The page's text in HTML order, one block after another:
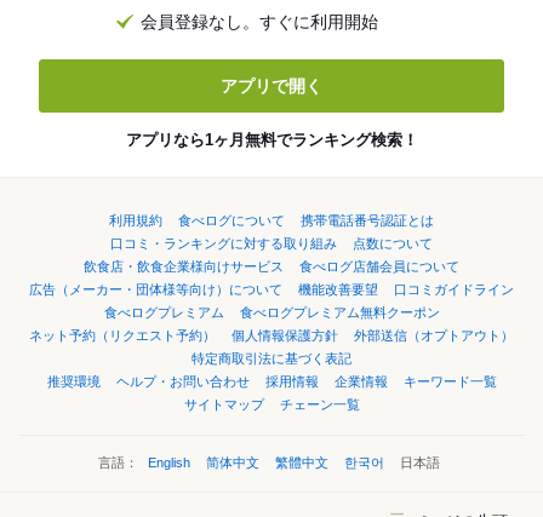
会員登録なし。すぐに利用開始
アプリで開く
アプリなら1ヶ月無料でランキング検索！
利用規約 食べログについて
携帯電話番号認証とは
口コミ・ランキングに対する取り組み
点数について
飲食店・飲食企業様向けサービス
食べログ店舗会員について
広告（メーカー・団体様等向け）について
機能改善要望
口コミガイドライン
食べログプレミアム
食べログプレミアム無料クーポン
ネット予約（リクエスト予約）
個人情報保護方針
外部送信（オプトアウト）
特定商取引法に基づく表記
推奨環境
ヘルプ・お問い合わせ 採用情報 企業情報
キーワード一覧
サイトマップ
チェーン一覧
言語： English 简体中文 繁體中文 한국어 日本語